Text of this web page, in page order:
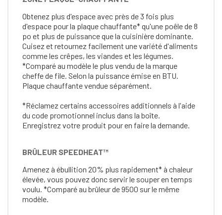
Obtenez plus d'espace avec près de 3 fois plus
d'espace pour la plaque chauffante* qu'une poêle de 8
po et plus de puissance que la cuisinière dominante.
Cuisez et retournez facilement une variété d'aliments
comme les crêpes, les viandes et les légumes.
*Comparé au modèle le plus vendu de la marque
cheffe de file. Selon la puissance émise en BTU.
Plaque chauffante vendue séparément.
*Réclamez certains accessoires additionnels à l'aide
du code promotionnel inclus dans la boîte.
Enregistrez votre produit pour en faire la demande.
BRÛLEUR SPEEDHEAT™
Amenez à ébullition 20% plus rapidement* à chaleur
élevée, vous pouvez donc servir le souper en temps
voulu. *Comparé au brûleur de 9500 sur le même
modèle.